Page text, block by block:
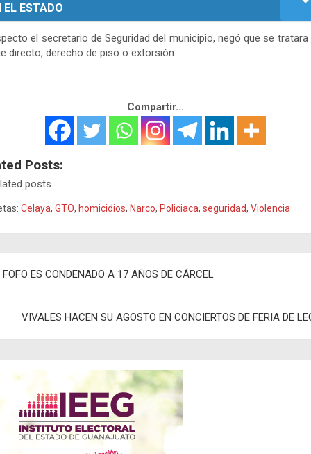
EL ESTADO
el secretario de Seguridad del municipio, negó que se tratara
directo, derecho de piso o extorsión.
Compartir...
Posts:
posts.
Celaya, GTO, homicidios, Narco, Policiaca, seguridad, Violencia
FOFO ES CONDENADO A 17 AÑOS DE CÁRCEL
VIVALES HACEN SU AGOSTO EN CONCIERTOS DE FERIA DE